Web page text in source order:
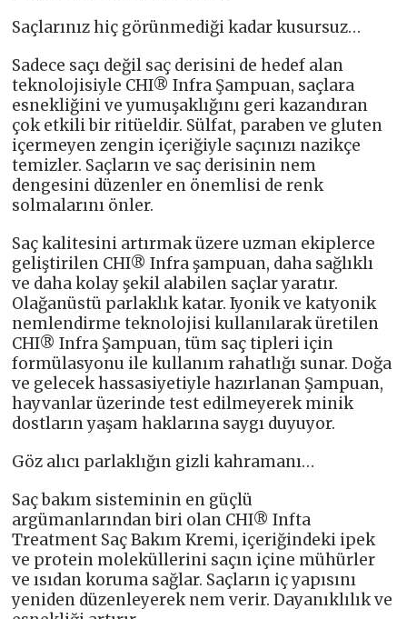
Saçlarınız hiç görünmediği kadar kusursuz…
Sadece saçı değil saç derisini de hedef alan
teknolojisiyle CHI® Infra Şampuan, saçlara
esnekliğini ve yumuşaklığını geri kazandıran
çok etkili bir ritüeldir. Sülfat, paraben ve gluten
içermeyen zengin içeriğiyle saçınızı nazikçe
temizler. Saçların ve saç derisinin nem
dengesini düzenler en önemlisi de renk
solmalarını önler.
Saç kalitesini artırmak üzere uzman ekiplerce
geliştirilen CHI® Infra şampuan, daha sağlıklı
ve daha kolay şekil alabilen saçlar yaratır.
Olağanüstü parlaklık katar. Iyonik ve katyonik
nemlendirme teknolojisi kullanılarak üretilen
CHI® Infra Şampuan, tüm saç tipleri için
formülasyonu ile kullanım rahatlığı sunar. Doğa
ve gelecek hassasiyetiyle hazırlanan Şampuan,
hayvanlar üzerinde test edilmeyerek minik
dostların yaşam haklarına saygı duyuyor.
Göz alıcı parlaklığın gizli kahramanı…
Saç bakım sisteminin en güçlü
argümanlarından biri olan CHI® Infta
Treatment Saç Bakım Kremi, içeriğindeki ipek
ve protein moleküllerini saçın içine mühürler
ve ısıdan koruma sağlar. Saçların iç yapısını
yeniden düzenleyerek nem verir. Dayanıklılık ve